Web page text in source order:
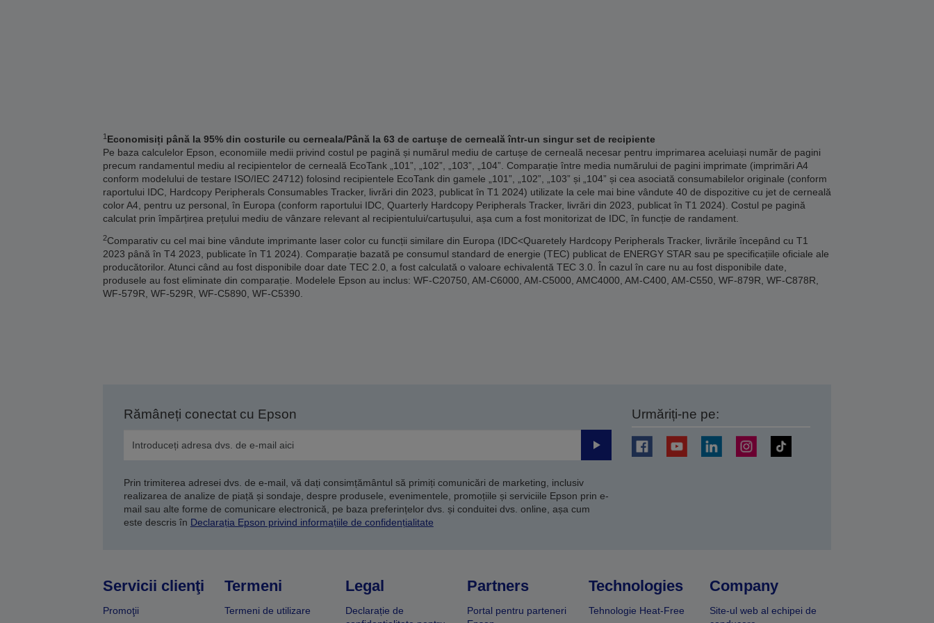
1Economisiți până la 95% din costurile cu cerneala/Până la 63 de cartușe de cerneală într-un singur set de recipiente
Pe baza calculelor Epson, economiile medii privind costul pe pagină și numărul mediu de cartușe de cerneală necesar pentru imprimarea aceluiași număr de pagini
precum randamentul mediu al recipientelor de cerneală EcoTank „101”, „102”, „103”, „104”. Comparație între media numărului de pagini imprimate (imprimări A4
conform modelului de testare ISO/IEC 24712) folosind recipientele EcoTank din gamele „101”, „102”, „103” și „104” și cea asociată consumabilelor originale (conform
raportului IDC, Hardcopy Peripherals Consumables Tracker, livrări din 2023, publicat în T1 2024) utilizate la cele mai bine vândute 40 de dispozitive cu jet de cerneală
color A4, pentru uz personal, în Europa (conform raportului IDC, Quarterly Hardcopy Peripherals Tracker, livrări din 2023, publicat în T1 2024). Costul pe pagină
calculat prin împărțirea prețului mediu de vânzare relevant al recipientului/cartușului, așa cum a fost monitorizat de IDC, în funcție de randament.
2Comparativ cu cel mai bine vândute imprimante laser color cu funcții similare din Europa (IDC<Quaretely Hardcopy Peripherals Tracker, livrările începând cu T1
2023 până în T4 2023, publicate în T1 2024). Comparație bazată pe consumul standard de energie (TEC) publicat de ENERGY STAR sau pe specificațiile oficiale ale
producătorilor. Atunci când au fost disponibile doar date TEC 2.0, a fost calculată o valoare echivalentă TEC 3.0. În cazul în care nu au fost disponibile date,
produsele au fost eliminate din comparație. Modelele Epson au inclus: WF-C20750, AM-C6000, AM-C5000, AMC4000, AM-C400, AM-C550, WF-879R, WF-C878R,
WF-579R, WF-529R, WF-C5890, WF-C5390.
Rămâneți conectat cu Epson
Trimiteți
Prin trimiterea adresei dvs. de e-mail, vă dați consimțământul să primiți comunicări de marketing, inclusiv
realizarea de analize de piață și sondaje, despre produsele, evenimentele, promoțiile și serviciile Epson prin e-
mail sau alte forme de comunicare electronică, pe baza preferințelor dvs. și conduitei dvs. online, așa cum
este descris în Declarația Epson privind informațiile de confidențialitate
Urmăriți-ne pe:
Servicii clienţi
Promoţii
Termeni
Termeni de utilizare
Legal
Declarație de
Partners
Portal pentru parteneri
Technologies
Tehnologie Heat-Free
Company
Site-ul web al echipei de